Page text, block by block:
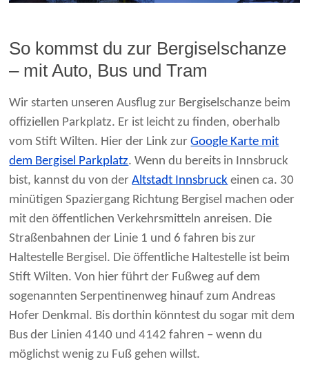
So kommst du zur Bergiselschanze
– mit Auto, Bus und Tram
Wir starten unseren Ausflug zur Bergiselschanze beim
offiziellen Parkplatz. Er ist leicht zu finden, oberhalb
vom Stift Wilten. Hier der Link zurGoogle Karte mit
dem Bergisel Parkplatz. Wenn du bereits in Innsbruck
bist, kannst du von derAltstadt Innsbruck einen ca. 30
minütigen Spaziergang Richtung Bergisel machen oder
mit den öffentlichen Verkehrsmitteln anreisen. Die
Straßenbahnen der Linie 1 und 6 fahren bis zur
Haltestelle Bergisel. Die öffentliche Haltestelle ist beim
Stift Wilten. Von hier führt der Fußweg auf dem
sogenannten Serpentinenweg hinauf zum Andreas
Hofer Denkmal. Bis dorthin könntest du sogar mit dem
Bus der Linien 4140 und 4142 fahren – wenn du
möglichst wenig zu Fuß gehen willst.